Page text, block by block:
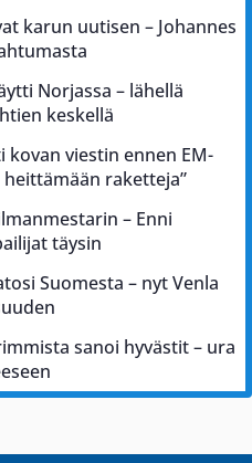
karun uutisen – Johannes
Norjassa – lähellä
keskellä
viestin ennen EM-
raketteja”
– Enni
täysin
Suomesta – nyt Venla
sanoi hyvästit – ura